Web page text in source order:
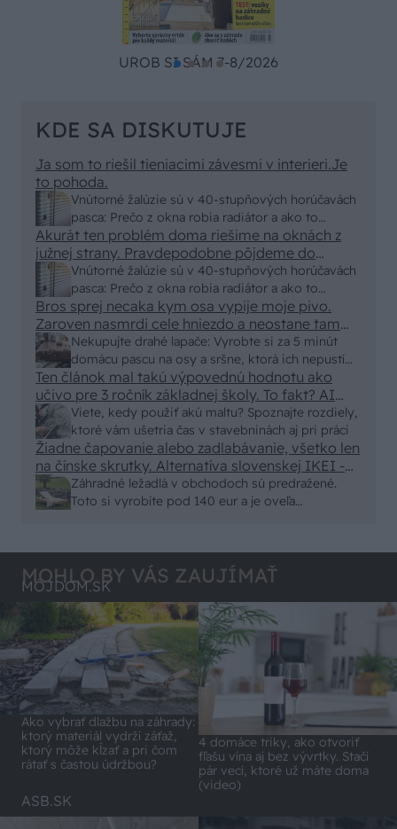
UROB SI SÁM 7-8/2026
KDE SA DISKUTUJE
Vnútorné žalúzie sú v 40-stupňových horúčavách
pasca: Prečo z okna robia radiátor a ako to
vyriešiť za pár eur?
Ja som to riešil tieniacimi závesmi v interieri.Je
to pohoda.
Vnútorné žalúzie sú v 40-stupňových horúčavách
pasca: Prečo z okna robia radiátor a ako to
vyriešiť za pár eur?
Akurát ten problém doma riešime na oknách z
južnej strany. Pravdepodobne pôjdeme do
vonkajšieho tienenia na spôsob markízy
250x150cm. Čínsky predajcovia idú okolo 100
eur kus.
Nekupujte drahé lapače: Vyrobte si za 5 minút
domácu pascu na osy a sršne, ktorá ich nepustí
von
Bros sprej necaka kym osa vypije moje pivo.
Zaroven nasmrdi cele hniezdo a neostane tam
nic zive. Vasa pasca naucinke moc efektivne.
Skor pritiahne slimaky
Viete, kedy použiť akú maltu? Spoznajte rozdiely,
ktoré vám ušetria čas v stavebninách aj pri práci
Ten článok mal takú výpovednú hodnotu ako
učivo pre 3 ročník základnej školy. To fakt? AI
alebo nejaka kniha z VŠ? Dnešné rychlotvrdnuce
malty - pevnosť 40 Mpa a doba schnutia tak 15
minut , k tomu vodotesné s kryštálikou. A rozdiel
- schnutie a zretie. Nič?
Záhradné ležadlá v obchodoch sú predražené.
Toto si vyrobíte pod 140 eur a je oveľa
Žiadne čapovanie alebo zadlabávanie, všetko len
na čínske skrutky. Alternatíva slovenskej IKEI -
čo sa týka pevnosti. Autor si nedal veľa námahy s
remeselným spracovaním, škoda. No lepšie než
MOHLO BY VÁS ZAUJÍMAŤ
MÔJDOM.SK
Ako vybrať dlažbu na záhrady:
ktorý materiál vydrží záťaž,
ktorý môže kĺzať a pri čom
rátať s častou údržbou?
4 domáce triky, ako otvoriť
fľašu vína aj bez vývrtky. Stačí
pár vecí, ktoré už máte doma
(video)
ASB.SK